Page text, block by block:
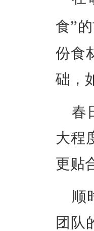
食”
份食
础 ，
春
大程
更贴
顺
团队